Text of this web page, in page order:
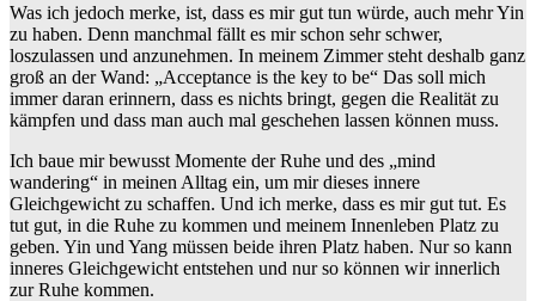
Was ich jedoch merke, ist, dass es mir gut tun würde, auch mehr Yin
zu haben. Denn manchmal fällt es mir schon sehr schwer,
loszulassen und anzunehmen. In meinem Zimmer steht deshalb ganz
groß an der Wand: „Acceptance is the key to be“ Das soll mich
immer daran erinnern, dass es nichts bringt, gegen die Realität zu
kämpfen und dass man auch mal geschehen lassen können muss.
Ich baue mir bewusst Momente der Ruhe und des „mind
wandering“ in meinen Alltag ein, um mir dieses innere
Gleichgewicht zu schaffen. Und ich merke, dass es mir gut tut. Es
tut gut, in die Ruhe zu kommen und meinem Innenleben Platz zu
geben. Yin und Yang müssen beide ihren Platz haben. Nur so kann
inneres Gleichgewicht entstehen und nur so können wir innerlich
zur Ruhe kommen.